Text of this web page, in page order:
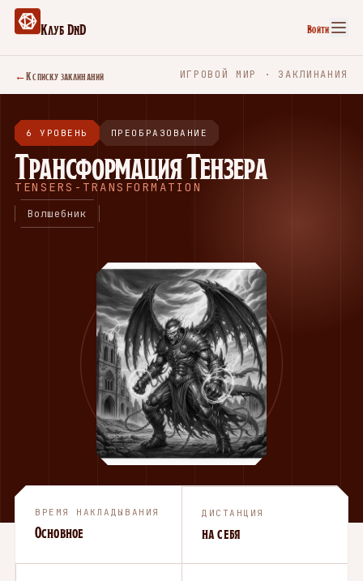
Клуб DnD Войти
←К списку заклинаний ИГРОВОЙ МИР · ЗАКЛИНАНИЯ
6 УРОВЕНЬ ПРЕОБРАЗОВАНИЕ
Трансформация Тензера
TENSERS-TRANSFORMATION
Волшебник
ВРЕМЯ НАКЛАДЫВАНИЯ
Основное
ДИСТАНЦИЯ
на себя